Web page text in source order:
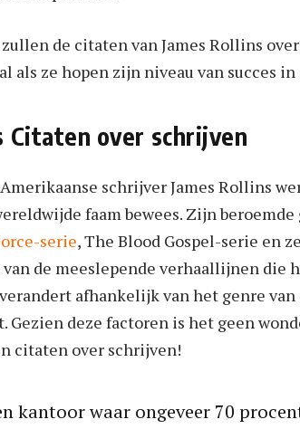
de citaten van James Rollins
als ze hopen zijn niveau van succes
Citaten over schrijven
schrijver James Rollins
faam bewees. Zijn
serie, The Blood Gospel-serie en
de meeslepende verhaallijnen die
afhankelijk van het genre
deze factoren is het geen
citaten over schrijven!
kantoor waar ongeveer 70